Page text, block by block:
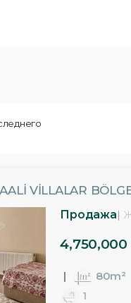
VILLALAR
Продажа
4,750,000
80m²
1